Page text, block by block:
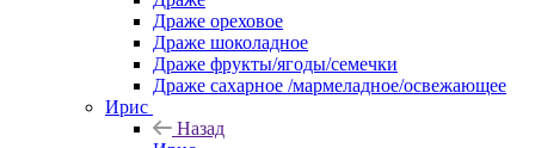
Драже ореховое
Драже шоколадное
Драже фрукты/ягоды/семечки
Драже сахарное /мармеладное/освежающее
Ирис
Назад